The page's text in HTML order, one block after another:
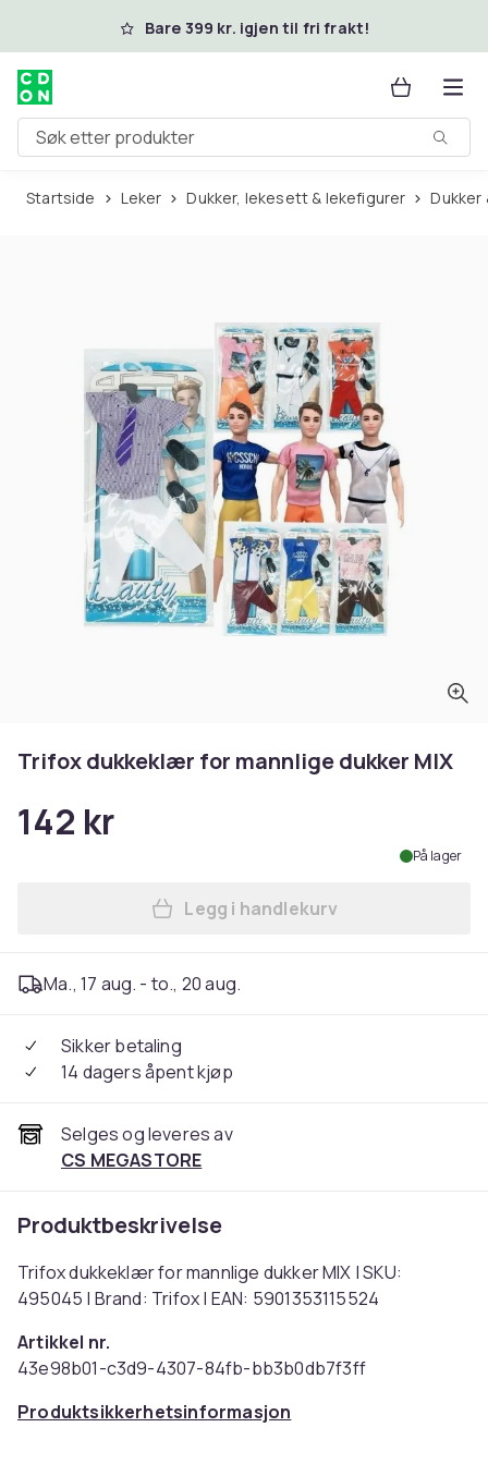
Hopp til hovedinnholdBare 399 kr. igjen til fri frakt!
Søk etter produkter
Startside Leker Dukker, lekesett & lekefigurer
Trifox dukkeklær for mannlige dukker MIX
142 kr
På lager
Legg Trifox dukkeklær for
Legg i handlekurv
Ma., 17 aug. - to., 20 aug.
Sikker betaling
14 dagers åpent kjøp
Selges og leveres av
CS MEGASTORE
Produktbeskrivelse
Trifox dukkeklær for mannlige dukker MIX | SKU:
495045 | Brand: Trifox | EAN: 5901353115524
Artikkel nr.
43e98b01-c3d9-4307-84fb-bb3b0db7f3ff
Produktsikkerhetsinformasjon